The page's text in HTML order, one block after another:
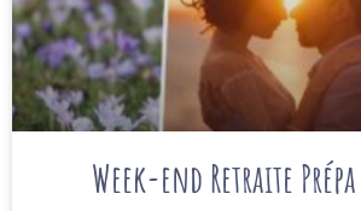
Week-end Retraite